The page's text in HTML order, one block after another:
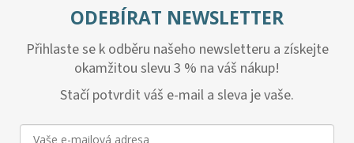
a
í
p
r
v
y
ODEBÍRAT NEWSLETTER
Přihlaste se k odběru našeho newsletteru a získejte
okamžitou slevu 3 % na váš nákup!
Stačí potvrdit váš e-mail a sleva je vaše.